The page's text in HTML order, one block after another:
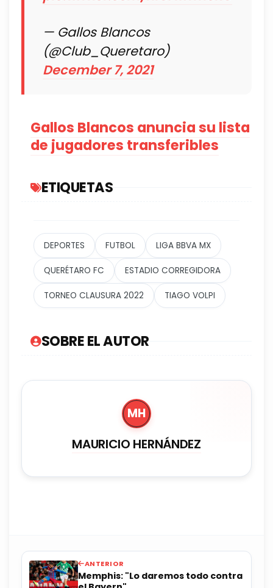
— Gallos Blancos
(@Club_Queretaro)
December 7, 2021
Gallos Blancos anuncia su lista
de jugadores transferibles
ETIQUETAS
DEPORTES FUTBOL LIGA BBVA MX
QUERÉTARO FC ESTADIO CORREGIDORA
TORNEO CLAUSURA 2022 TIAGO VOLPI
SOBRE EL AUTOR
MH
MAURICIO HERNÁNDEZ
ANTERIOR
Memphis: "Lo daremos todo contra